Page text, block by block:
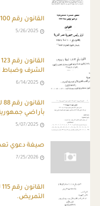
القانون رقم 100 لسنة 1971 - قانون المخابرات العامة
5/26/2025
الشرف وضباط
6/14/2025
بأراضي
5/07/2025
صيغة دعوي
7/25/2026
التمريض.